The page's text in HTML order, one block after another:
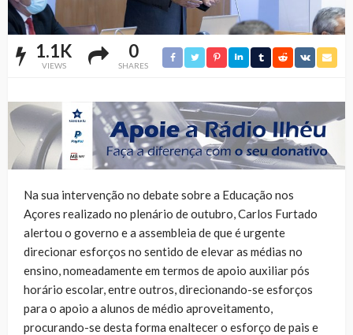
1.1K
VIEWS
0
SHARES
Na sua intervenção no debate sobre a Educação nos
Açores realizado no plenário de outubro, Carlos Furtado
alertou o governo e a assembleia de que é urgente
direcionar esforços no sentido de elevar as médias no
ensino, nomeadamente em termos de apoio auxiliar pós
horário escolar, entre outros, direcionando-se esforços
para o apoio a alunos de médio aproveitamento,
procurando-se desta forma enaltecer o esforço de pais e